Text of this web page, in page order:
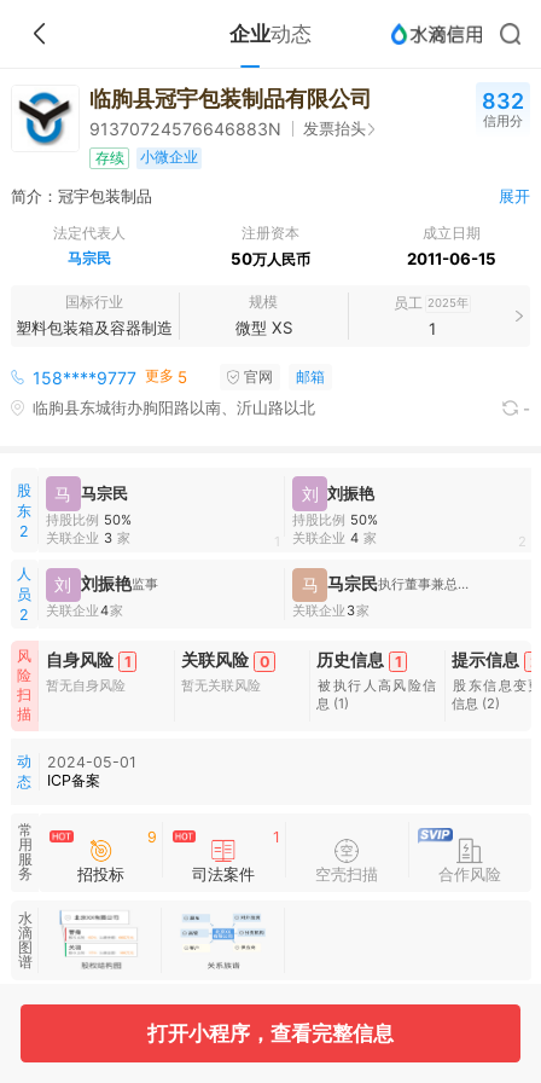
企业动态
临朐县冠宇包装制品有限公司
91370724576646883N 发票抬头
存续 小微企业
832
信用分
简介：冠宇包装制品 展开
法定代表人
马宗民
注册资本
50万人民币
成立日期
2011-06-15
国标行业
塑料包装箱及容器制造
规模
微型 XS
员工 2025年
1
158****9777 更多 5 官网 邮箱
临朐县东城街办朐阳路以南、沂山路以北 -
股
东
2
马 马宗民
持股比例 50%
关联企业 3 家 1
刘 刘振艳
持股比例 50%
关联企业 4 家 2
人
员
2
刘 刘振艳监事
关联企业4家
马 马宗民
执行董事兼总经理
关联企业 3家
风
险
扫
描
自身风险 1
暂无自身风险
关联风险 0
暂无关联风险
历史信息 1
被执行人高风险信
息 (1)
提示信息 2
股东信息变
信息 (2)
动
态
2024-05-01
ICP备案
常
用
服
务
9
招投标
1
司法案件 空壳扫描 合作风险
水
滴
图
谱
打开小程序，查看完整信息